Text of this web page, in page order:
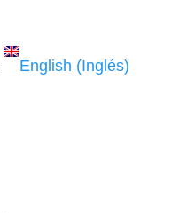
English (Inglés)